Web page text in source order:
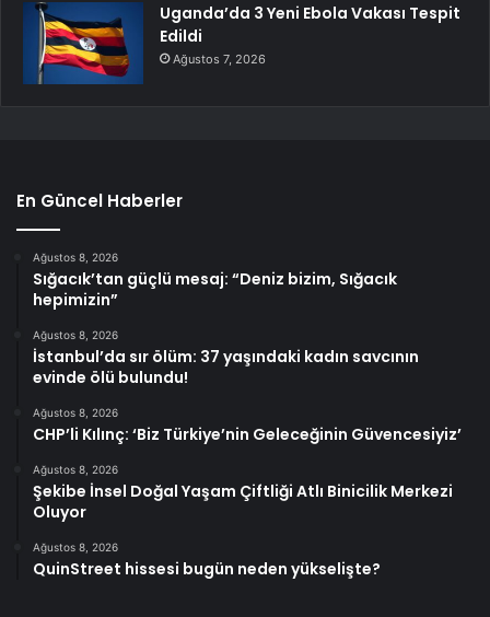
Uganda’da 3 Yeni Ebola Vakası Tespit
Edildi
Ağustos 7, 2026
En Güncel Haberler
Ağustos 8, 2026
Sığacık’tan güçlü mesaj: “Deniz bizim, Sığacık
hepimizin”
Ağustos 8, 2026
İstanbul’da sır ölüm: 37 yaşındaki kadın savcının
evinde ölü bulundu!
Ağustos 8, 2026
CHP’li Kılınç: ‘Biz Türkiye’nin Geleceğinin Güvencesiyiz’
Ağustos 8, 2026
Şekibe İnsel Doğal Yaşam Çiftliği Atlı Binicilik Merkezi
Oluyor
Ağustos 8, 2026
QuinStreet hissesi bugün neden yükselişte?